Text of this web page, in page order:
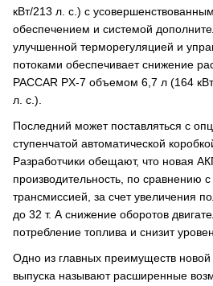
кВт/213 л. с.) с
обеспечением и системой
улучшенной терморегуляцией и
потоками обеспечивает снижение
PACCAR PX-7 объемом 6,7 л (164
л. с.).
Последний может поставляться с
ступенчатой автоматической
Разработчики обещают, что новая
производительность, по сравнению с
трансмиссией, за счет увеличения
до 32 т. А снижение оборотов
потребление топлива и снизит
Одно из главных преимуществ
выпуска называют расширенные